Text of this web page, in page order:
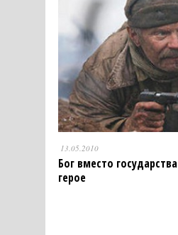
13.05.2010
Бог вместо
герое